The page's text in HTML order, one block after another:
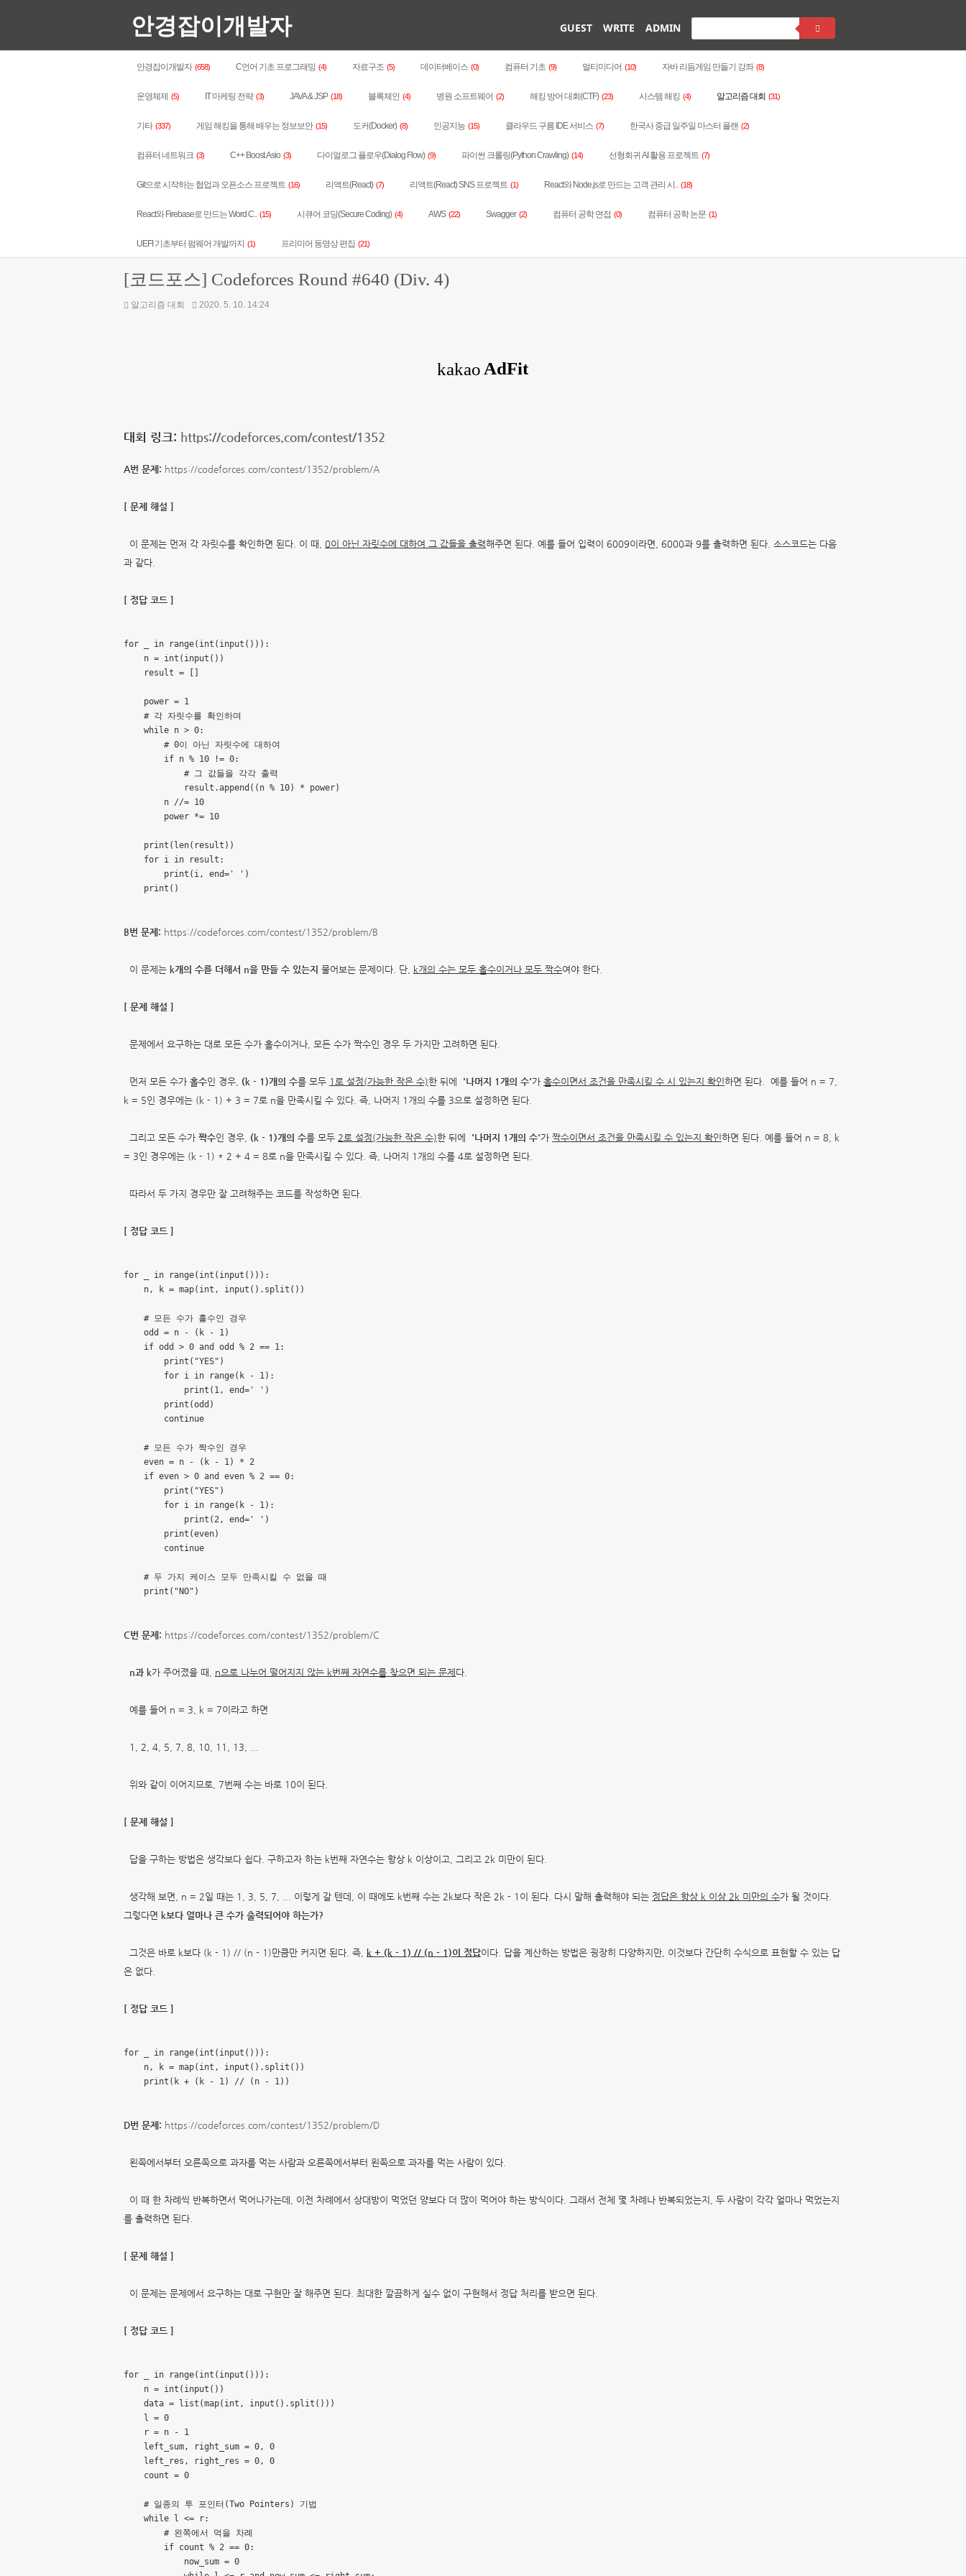
안경잡이개발자 GUEST WRITE ADMIN
안경잡이개발자 (658) C언어 기초 프로그래밍 (4) 자료구조 (5) 데이터베이스 (0) 컴퓨터 기초 (9) 멀티미디어 (10) 자바 리듬게임 만들기 강좌 (8)
운영체제 (5) IT 마케팅 전략 (3) JAVA & JSP (18) 블록체인 (4) 병원 소프트웨어 (2) 해킹 방어 대회(CTF) (23) 시스템 해킹 (4) 알고리즘 대회 (31)
기타 (337) 게임 해킹을 통해 배우는 정보보안 (15) 도커(Docker) (8) 인공지능 (15) 클라우드 구름 IDE 서비스 (7) 한국사 중급 일주일 마스터 플랜 (2)
컴퓨터 네트워크 (3) C++ Boost.Asio (3) 다이얼로그 플로우(Dialog Flow) (9) 파이썬 크롤링(Python Crawling) (14) 선형회귀 AI 활용 프로젝트 (7)
Git으로 시작하는 협업과 오픈소스 프로젝트 (16) 리액트(React) (7) 리액트(React) SNS 프로젝트 (1) React와 Node.js로 만드는 고객 관리 시.. (18)
React와 Firebase로 만드는 Word C.. (15) 시큐어 코딩(Secure Coding) (4) AWS (22) Swagger (2) 컴퓨터 공학 면접 (0) 컴퓨터 공학 논문 (1)
UEFI 기초부터 펌웨어 개발까지 (1) 프리미어 동영상 편집 (21)
[코드포스] Codeforces Round #640 (Div. 4)
알고리즘 대회 2020. 5. 10. 14:24
대회 링크: https://codeforces.com/contest/1352
A번 문제: https://codeforces.com/contest/1352/problem/A
[ 문제 해설 ]
이 문제는 먼저 각 자릿수를 확인하면 된다. 이 때, 0이 아닌 자릿수에 대하여 그 값들을 출력해주면 된다. 예를 들어 입력이 6009이라면, 6000과 9를 출력하면 된다. 소스코드는 다음
과 같다.
[ 정답 코드 ]
for _ in range(int(input())):
    n = int(input())
    result = []
    power = 1
    # 각 자릿수를 확인하며
    while n > 0:
        # 0이 아닌 자릿수에 대하여
        if n % 10 != 0:
            # 그 값들을 각각 출력
            result.append((n % 10) * power)
        n //= 10
        power *= 10
    print(len(result))
    for i in result:
        print(i, end=' ')
    print()
B번 문제: https://codeforces.com/contest/1352/problem/B
이 문제는 k개의 수를 더해서 n을 만들 수 있는지 물어보는 문제이다. 단, k개의 수는 모두 홀수이거나 모두 짝수여야 한다.
[ 문제 해설 ]
문제에서 요구하는 대로 모든 수가 홀수이거나, 모든 수가 짝수인 경우 두 가지만 고려하면 된다.
먼저 모든 수가 홀수인 경우, (k - 1)개의 수를 모두 1로 설정(가능한 작은 수)한 뒤에 '나머지 1개의 수'가 홀수이면서 조건을 만족시킬 수 시 있는지 확인하면 된다. 예를 들어 n = 7,
k = 5인 경우에는 (k - 1) + 3 = 7로 n을 만족시킬 수 있다. 즉, 나머지 1개의 수를 3으로 설정하면 된다.
그리고 모든 수가 짝수인 경우, (k - 1)개의 수를 모두 2로 설정(가능한 작은 수)한 뒤에 '나머지 1개의 수'가 짝수이면서 조건을 만족시킬 수 있는지 확인하면 된다. 예를 들어 n = 8, k
= 3인 경우에는 (k - 1) * 2 + 4 = 8로 n을 만족시킬 수 있다. 즉, 나머지 1개의 수를 4로 설정하면 된다.
따라서 두 가지 경우만 잘 고려해주는 코드를 작성하면 된다.
[ 정답 코드 ]
for _ in range(int(input())):
    n, k = map(int, input().split())
    # 모든 수가 홀수인 경우
    odd = n - (k - 1)
    if odd > 0 and odd % 2 == 1:
        print("YES")
        for i in range(k - 1):
            print(1, end=' ')
        print(odd)
        continue
    # 모든 수가 짝수인 경우
    even = n - (k - 1) * 2
    if even > 0 and even % 2 == 0:
        print("YES")
        for i in range(k - 1):
            print(2, end=' ')
        print(even)
        continue
    # 두 가지 케이스 모두 만족시킬 수 없을 때
    print("NO")
C번 문제: https://codeforces.com/contest/1352/problem/C
n과 k가 주어졌을 때, n으로 나누어 떨어지지 않는 k번째 자연수를 찾으면 되는 문제 다.
예를 들어 n = 3, k = 7이라고 하면
1, 2, 4, 5, 7, 8, 10, 11, 13, ...
위와 같이 이어지므로, 7번째 수는 바로 10이 된다.
[ 문제 해설 ]
답을 구하는 방법은 생각보다 쉽다. 구하고자 하는 k번째 자연수는 항상 k 이상이고, 그리고 2k 미만이 된다.
생각해 보면, n = 2일 때는 1, 3, 5, 7, ... 이렇게 갈 텐데, 이 때에도 k번째 수는 2k보다 작은 2k - 1이 된다. 다시 말해 출력해야 되는 정답은 항상 k 이상 2k 미만의 수가 될 것이다.
그렇다면 k보다 얼마나 큰 수가 출력되어야 하는가?
그것은 바로 k보다 (k - 1) // (n - 1)만큼만 커지면 된다. 즉, k + (k - 1) // (n - 1)이 정답이다. 답을 계산하는 방법은 굉장히 다양하지만, 이것보다 간단히 수식으로 표현할 수 있는 답
은 없다.
[ 정답 코드 ]
for _ in range(int(input())):
    n, k = map(int, input().split())
    print(k + (k - 1) // (n - 1))
D번 문제: https://codeforces.com/contest/1352/problem/D
왼쪽에서부터 오른쪽으로 과자를 먹는 사람과 오른쪽에서부터 왼쪽으로 과자를 먹는 사람이 있다.
이 때 한 차례씩 반복하면서 먹어나가는데, 이전 차례에서 상대방이 먹었던 양보다 더 많이 먹어야 하는 방식이다. 그래서 전체 몇 차례나 반복되었는지, 두 사람이 각각 얼마나 먹었는지
를 출력하면 된다.
[ 문제 해설 ]
이 문제는 문제에서 요구하는 대로 구현만 잘 해주면 된다. 최대한 깔끔하게 실수 없이 구현해서 정답 처리를 받으면 된다.
[ 정답 코드 ]
for _ in range(int(input())):
    n = int(input())
    data = list(map(int, input().split()))
    l = 0
    r = n - 1
    left_sum, right_sum = 0, 0
    left_res, right_res = 0, 0
    count = 0
    # 일종의 투 포인터(Two Pointers) 기법
    while l <= r:
        # 왼쪽에서 먹을 차례
        if count % 2 == 0:
            now_sum = 0